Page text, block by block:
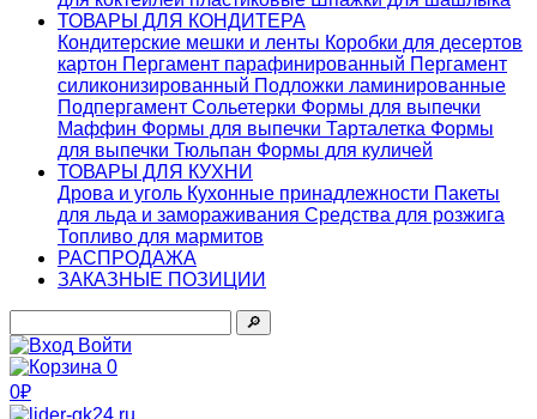
ТОВАРЫ ДЛЯ КОНДИТЕРА
Кондитерские мешки и ленты Коробки для десертов
картон Пергамент парафинированный Пергамент
силиконизированный Подложки ламинированные
Подпергамент Сольетерки Формы для выпечки
Маффин Формы для выпечки Тарталетка Формы
для выпечки Тюльпан Формы для куличей
ТОВАРЫ ДЛЯ КУХНИ
Дрова и уголь Кухонные принадлежности Пакеты
для льда и замораживания Средства для розжига
Топливо для мармитов
РАСПРОДАЖА
ЗАКАЗНЫЕ ПОЗИЦИИ
🔎︎
Войти
0
0₽